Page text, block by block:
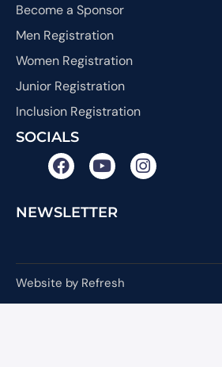
Become a Sponsor
Men Registration
Women Registration
Junior Registration
Inclusion Registration
SOCIALS
NEWSLETTER
Website by Refresh